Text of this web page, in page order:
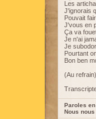
Les
J'ignorais
Pouvait
J'vous en
Ça va
Je n'ai
Je
Pourtant
Bon ben
(Au refrain)
Paroles
Nous